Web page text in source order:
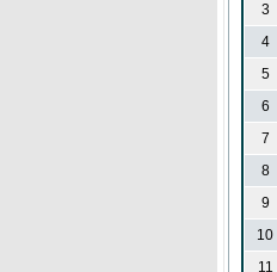
3
4
5
6
7
8
9
10
11